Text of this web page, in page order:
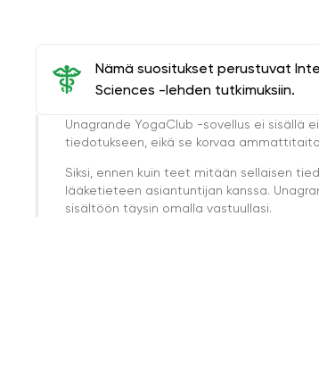
Nämä suositukset perustuvat
Sciences -lehden tutkimuksiin.
Unagrande YogaClub -sovellus ei sisällä
tiedotukseen, eikä se korvaa
Siksi, ennen kuin teet mitään sellaisen
lääketieteen asiantuntijan kanssa.
sisältöön täysin omalla vastuullasi.